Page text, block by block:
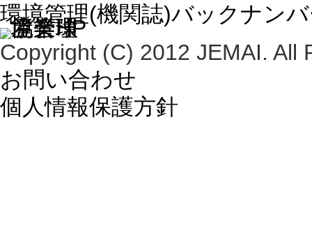
環境管理(機関誌)バックナン
Copyright (C) 2012 JEMAI. All
お問い合わせ
個人情報保護方針